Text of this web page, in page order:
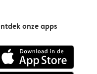
onze apps